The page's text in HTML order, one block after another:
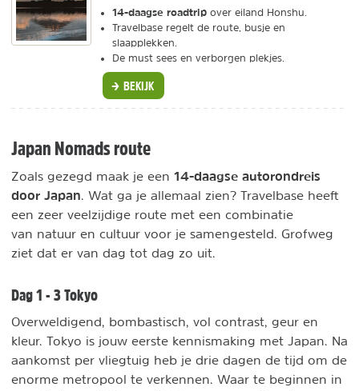
14-daagse roadtrip over eiland Honshu.
Travelbase regelt de route, busje en
slaapplekken.
De must sees en verborgen plekjes.
BEKIJK
Japan Nomads route
Zoals gezegd maak je een 14-daagse autorondreis
door Japan. Wat ga je allemaal zien? Travelbase heeft
een zeer veelzijdige route met een combinatie
van natuur en cultuur voor je samengesteld. Grofweg
ziet dat er van dag tot dag zo uit.
Dag 1 - 3 Tokyo
Overweldigend, bombastisch, vol contrast, geur en
kleur. Tokyo is jouw eerste kennismaking met Japan. Na
aankomst per vliegtuig heb je drie dagen de tijd om de
enorme metropool te verkennen. Waar te beginnen in